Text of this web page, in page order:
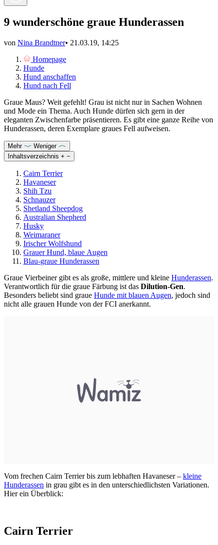
9 wunderschöne graue Hunderassen
von Nina Brandtner• 21.03.19, 14:25
Homepage
Hunde
Hund anschaffen
Hund nach Fell
Graue Maus? Weit gefehlt! Grau ist nicht nur in Sachen Wohnen
und Mode ein Thema. Auch Hunde dürfen sich gern in der
eleganten Zwischenfarbe präsentieren. Es gibt eine ganze Reihe von
Hunderassen, deren Exemplare graues Fell aufweisen.
Mehr
Weniger
Inhaltsverzeichnis + −
Cairn Terrier
Havaneser
Shih Tzu
Schnauzer
Shetland Sheepdog
Australian Shepherd
Husky
Weimaraner
Irischer Wolfshund
Grauer Hund, blaue Augen
Blau-graue Hunderassen
Graue Vierbeiner gibt es als große, mittlere und kleine Hunderassen.
Verantwortlich für die graue Färbung ist das Dilution-Gen.
Besonders beliebt sind graue Hunde mit blauen Augen, jedoch sind
nicht alle grauen Hunde von der FCI anerkannt.
Vom frechen Cairn Terrier bis zum lebhaften Havaneser – kleine
Hunderassen in grau gibt es in den unterschiedlichsten Variationen.
Hier ein Überblick:
Cairn Terrier